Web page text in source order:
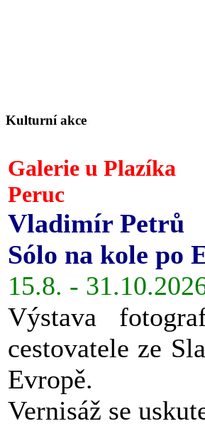
Kulturní akce
Galerie u Plazíka
Peruc
Vladimír Petrů
Sólo na kole po
15.8. -
Výstava
cestovatele ze
Evropě.
Vernisáž se